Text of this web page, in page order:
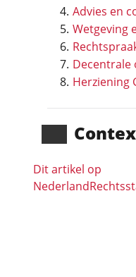
Advies en
Wetgeving
Decentrale
Herziening
Dit artikel op